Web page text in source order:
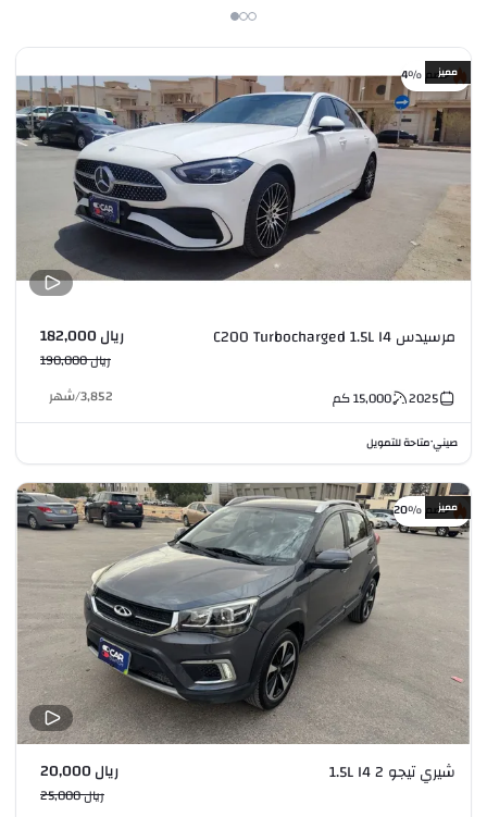
خصم %4مميز
مرسيدس C200 Turbocharged 1.5L I4 ريال 182,000
ريال 190,000
2025
15,000كم 3,852
/شهر
صيني•متاحة للتمويل
خصم %20مميز
شيري تيجو 2 1.5L I4 ريال 20,000
ريال 25,000